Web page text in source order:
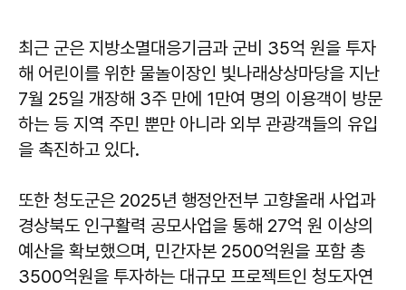
최근 군은 지방소멸대응기금과 군비 35억 원을 투자
해 어린이를 위한 물놀이장인 빛나래상상마당을 지난
7월 25일 개장해 3주 만에 1만여 명의 이용객이 방문
하는 등 지역 주민 뿐만 아니라 외부 관광객들의 유입
을 촉진하고 있다.
또한 청도군은 2025년 행정안전부 고향올래 사업과
경상북도 인구활력 공모사업을 통해 27억 원 이상의
예산을 확보했으며, 민간자본 2500억원을 포함 총
3500억원을 투자하는 대규모 프로젝트인 청도자연